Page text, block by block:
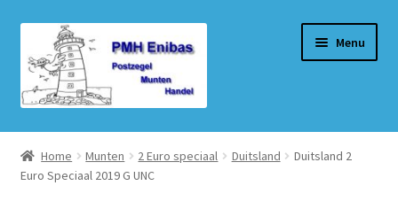
door
naar
navigatie
naar
de
inhoud
Menu
Home
Beurzen
Home Munten 2 Euro speciaal Duitsland
Duitsland 2
Euro Speciaal 2019 G UNC